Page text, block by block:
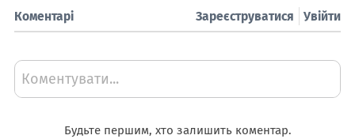
Коментарі Увійти
Зареєструватися
Коментувати...
Будьте першим, хто залишить коментар.